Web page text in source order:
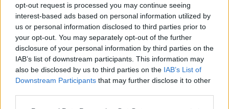
opt-out request is processed you may continue seeing
interest-based ads based on personal information utilized by
us or personal information disclosed to third parties prior to
your opt-out. You may separately opt-out of the further
disclosure of your personal information by third parties on the
IAB’s list of downstream participants. This information may
also be disclosed by us to third parties on the IAB’s List of
Downstream Participants that may further disclose it to other
VASIVÍZ: AZ OLADI PLATÓ
SZENNYVÍZELVEZETŐ RENDSZERE JELEN
ÁLLAPOTÁBAN NEM ALKALMAS ARRA, HOGY
KÖZMŰKÉNT A TÁRSASÁGUNK
ÜZEMELTETÉSRE ÁTVEGYE
2026. június. 26. 10:55
A víziközmű szolgáltató nem is lát arra esélyt, hogy a
közeljövőben az átvétel megtörténhessen. Amennyiben a